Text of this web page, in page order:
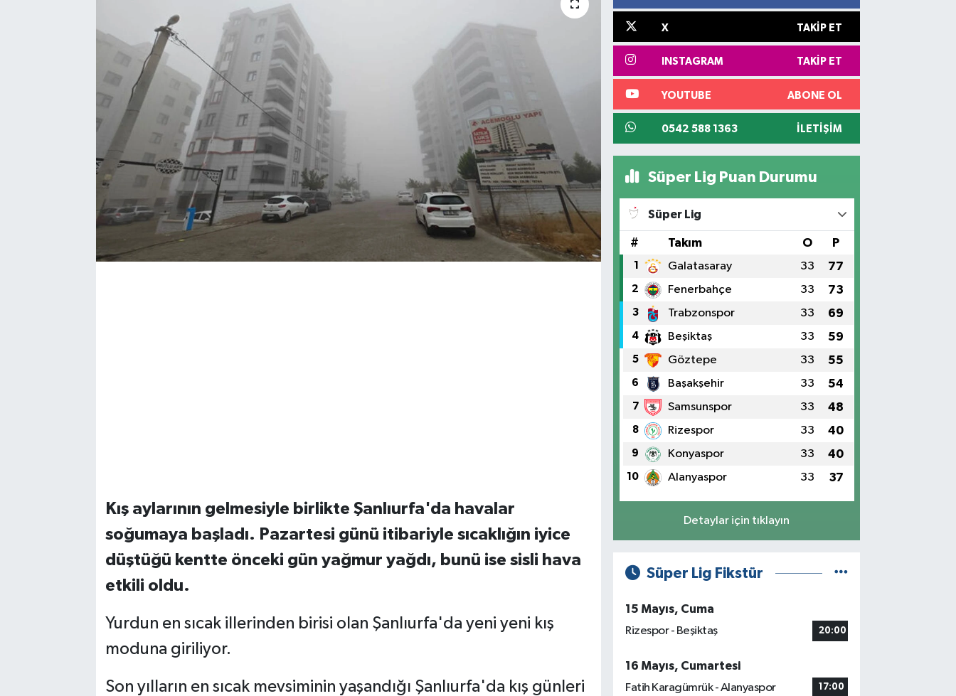
Kış aylarının gelmesiyle birlikte Şanlıurfa'da havalar
soğumaya başladı. Pazartesi günü itibariyle sıcaklığın iyice
düştüğü kentte önceki gün yağmur yağdı, bunü ise sisli hava
etkili oldu.
Yurdun en sıcak illerinden birisi olan Şanlıurfa'da yeni yeni kış
moduna giriliyor.
Son yılların en sıcak mevsiminin yaşandığı Şanlıurfa'da kış günleri
X TAKIP ET
INSTAGRAM TAKIP ET
YOUTUBE ABONE OL
0542 588 1363 İLETIŞIM
Süper Lig Puan Durumu
Süper Lig
# Takım O P
1 Galatasaray 33 77
2 Fenerbahçe 33 73
3 Trabzonspor 33 69
4 Beşiktaş 33 59
5 Göztepe 33 55
6 Başakşehir 33 54
7 Samsunspor 33 48
8 Rizespor 33 40
9 Konyaspor 33 40
10 Alanyaspor 33 37
Detaylar için tıklayın
Süper Lig Fikstür
15 Mayıs, Cuma
Rizespor - Beşiktaş
20:00
16 Mayıs, Cumartesi
Fatih Karagümrük - Alanyaspor
17:00